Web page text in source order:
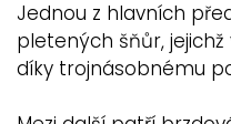
Jednou z hlavních
pletených šňůr,
díky trojnásobnému